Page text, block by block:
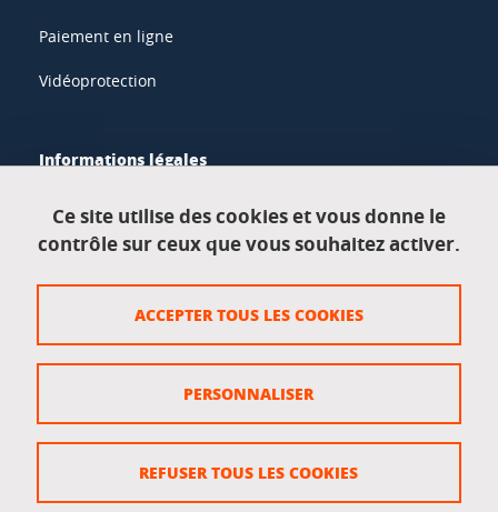
Paiement en ligne
Vidéoprotection
Informations légales
Données personnelles
Crédits
Gestion des cookies
Accessibilité : non conforme
Ce site utilise des cookies et vous donne le
contrôle sur ceux que vous souhaitez activer.
ACCEPTER TOUS LES COOKIES
REFUSER TOUS LES COOKIES
PERSONNALISER